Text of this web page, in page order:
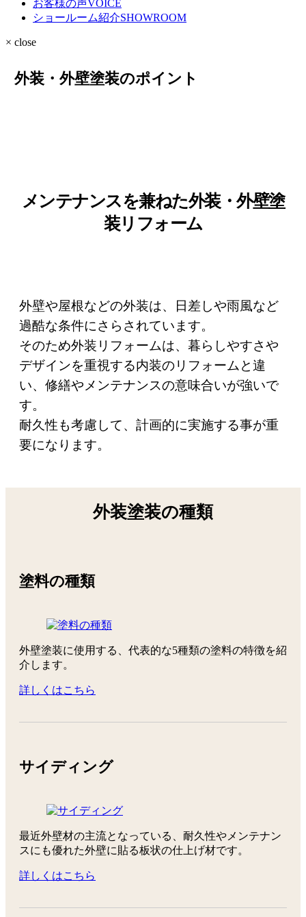
お客様の声VOICE
ショールーム紹介SHOWROOM
× close
外装・外壁塗装のポイント
メンテナンスを兼ねた外装・外壁塗
装リフォーム
外壁や屋根などの外装は、日差しや雨風など
過酷な条件にさらされています。
そのため外装リフォームは、暮らしやすさや
デザインを重視する内装のリフォームと違
い、修繕やメンテナンスの意味合いが強いで
す。
耐久性も考慮して、計画的に実施する事が重
要になります。
外装塗装の種類
塗料の種類
外壁塗装に使用する、代表的な5種類の塗料の特徴を紹
介します。
詳しくはこちら
サイディング
最近外壁材の主流となっている、耐久性やメンテナン
スにも優れた外壁に貼る板状の仕上げ材です。
詳しくはこちら